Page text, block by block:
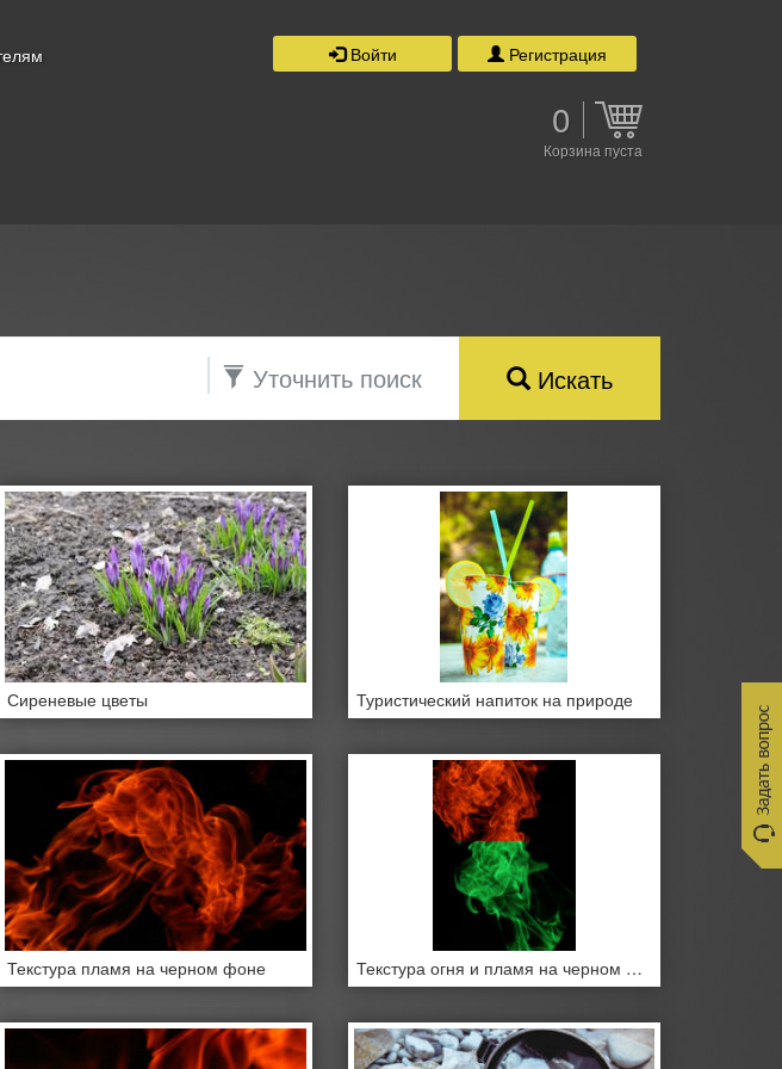
Войти Регистрация
0
Корзина пуста
Уточнить поиск Искать
Сиреневые цветы Туристический напиток на природе
Текстура пламя на черном фоне Текстура огня и пламя на черном фоне